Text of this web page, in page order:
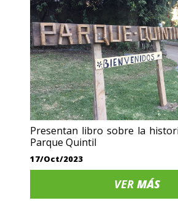
Presentan libro sobre la
Parque Quintil
17/Oct/2023
VERMÁS